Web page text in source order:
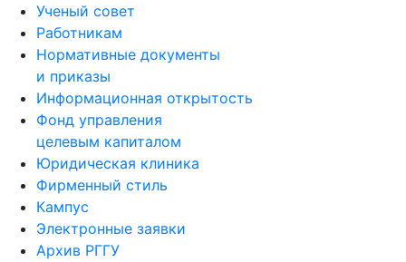
Ученый совет
Работникам
Нормативные документы
и приказы
Информационная открытость
Фонд управления
целевым капиталом
Юридическая клиника
Фирменный стиль
Кампус
Электронные заявки
Архив РГГУ